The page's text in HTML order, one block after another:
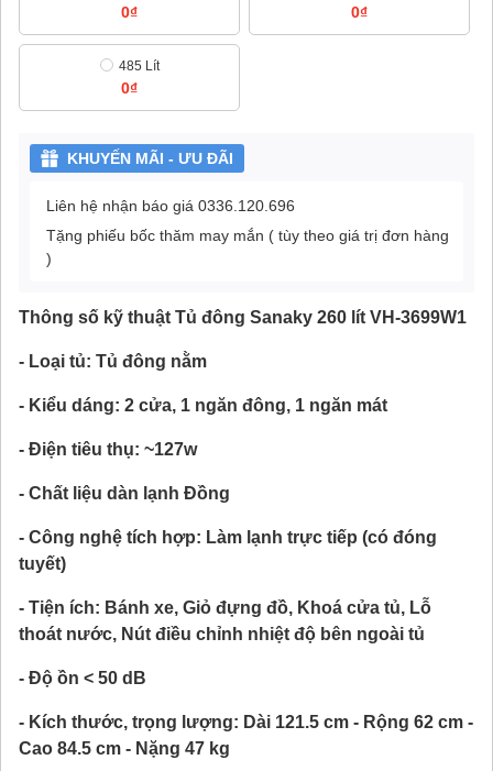
0₫ 0₫
485 Lít
0₫
KHUYẾN MÃI - ƯU ĐÃI
Liên hệ nhận báo giá 0336.120.696
Tặng phiếu bốc thăm may mắn ( tùy theo giá trị đơn hàng
)
Thông số kỹ thuật Tủ đông Sanaky 260 lít VH-3699W1
- Loại tủ: Tủ đông nằm
- Kiểu dáng: 2 cửa, 1 ngăn đông, 1 ngăn mát
- Điện tiêu thụ: ~127w
- Chất liệu dàn lạnh Đồng
- Công nghệ tích hợp: Làm lạnh trực tiếp (có đóng
tuyết)
- Tiện ích: Bánh xe, Giỏ đựng đồ, Khoá cửa tủ, Lỗ
thoát nước, Nút điều chỉnh nhiệt độ bên ngoài tủ
- Độ ồn < 50 dB
- Kích thước, trọng lượng: Dài 121.5 cm - Rộng 62 cm -
Cao 84.5 cm - Nặng 47 kg